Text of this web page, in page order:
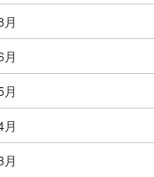
月
月
月
月
月